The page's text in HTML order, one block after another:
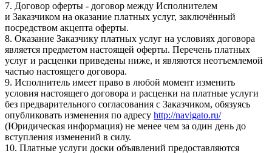
7. Договор оферты - договор между Исполнителем
и Заказчиком на оказание платных услуг, заключённый
посредством акцепта оферты.
8. Оказание Заказчику платных услуг на условиях договора
является предметом настоящей оферты. Перечень платных
услуг и расценки приведены ниже, и являются неотъемлемой
частью настоящего договора.
9. Исполнитель имеет право в любой момент изменить
условия настоящего договора и расценки на платные услуги
без предварительного согласования с Заказчиком, обязуясь
опубликовать изменения по адресу http://navigato.ru/
(Юридическая информация) не менее чем за один день до
вступления изменений в силу.
10. Платные услуги доски объявлений предоставляются